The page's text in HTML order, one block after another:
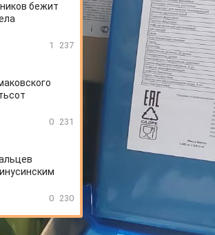
бежит
1 237
0 231
0 230